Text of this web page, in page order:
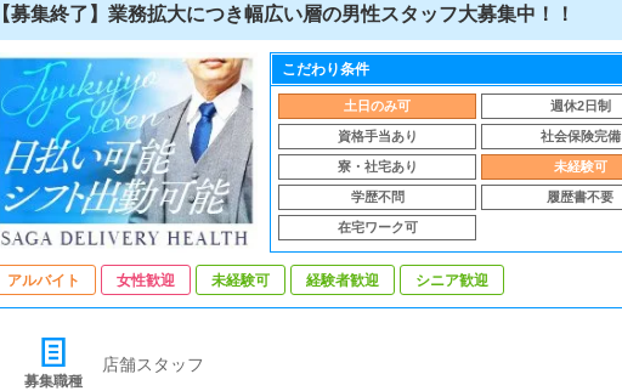
【募集終了】業務拡大につき幅広い層の男性スタッフ大募集中！！
こだわり条件
土日のみ可 週休2日制
資格手当あり 社会保険完備
寮・社宅あり 未経験可
学歴不問 履歴書不要
在宅ワーク可
アルバイト 女性歓迎 未経験可 経験者歓迎 シニア歓迎
募集職種
店舗スタッフ